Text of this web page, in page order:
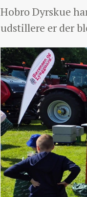
Hobro Dyrskue
udstillere er der